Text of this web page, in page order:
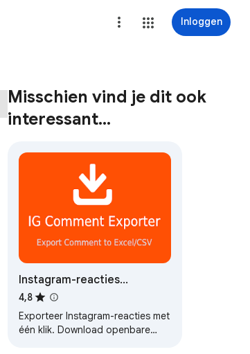
Inloggen
Misschien vind je dit ook
interessant…
Instagram-reacties
Exporteren - Instagram
Comments Scraper voor
CSV & Excel
4,8
Exporteer Instagram-reacties met
één klik. Download openbare